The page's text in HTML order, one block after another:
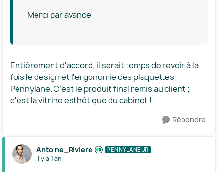
Merci par avance
Entièrement d'accord, il serait temps de revoir à la
fois le design et l'ergonomie des plaquettes
Pennylane. C’est le produit final remis au client ;
c'est la vitrine esthétique du cabinet !
Répondre
Antoine_Riviere PENNYLANEUR
il y a 1 an